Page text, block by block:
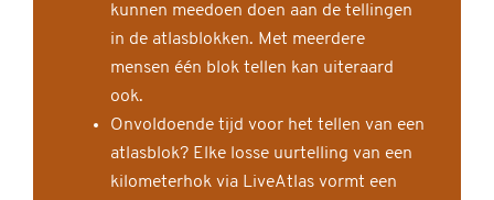
kunnen meedoen doen aan de tellingen
in de atlasblokken. Met meerdere
mensen één blok tellen kan uiteraard
ook.
Onvoldoende tijd voor het tellen van een
atlasblok? Elke losse uurtelling van een
kilometerhok via LiveAtlas vormt een